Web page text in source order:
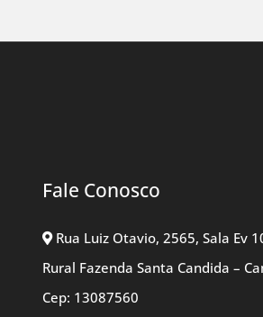
Fale Conosco
Rua Luiz Otavio, 2565, Sala Ev
Rural Fazenda Santa Candida –
Cep: 13087560